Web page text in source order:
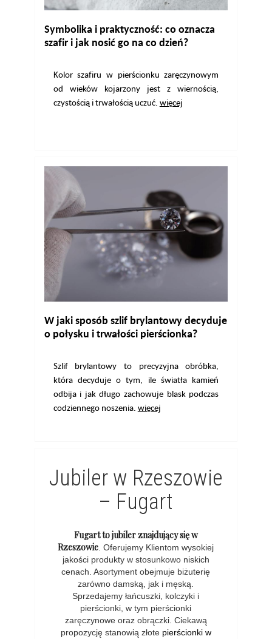
Symbolika i praktyczność: co oznacza
szafir i jak nosić go na co dzień?
Kolor szafiru w pierścionku zaręczynowym
od wieków kojarzony jest z wiernością,
czystością i trwałością uczuć. więcej
W jaki sposób szlif brylantowy decyduje
o połysku i trwałości pierścionka?
Szlif brylantowy to precyzyjna obróbka,
która decyduje o tym, ile światła kamień
odbija i jak długo zachowuje blask podczas
codziennego noszenia. więcej
Jubiler w Rzeszowie
– Fugart
Fugart to jubiler znajdujący się w
Rzeszowie . Oferujemy Klientom wysokiej
jakości produkty w stosunkowo niskich
cenach. Asortyment obejmuje biżuterię
zarówno damską, jak i męską.
Sprzedajemy łańcuszki, kolczyki i
pierścionki, w tym pierścionki
zaręczynowe oraz obrączki. Ciekawą
propozycję stanowią złote pierścionki w